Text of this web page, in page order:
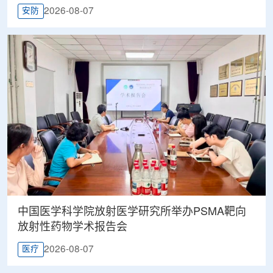
安防 2026-08-07
中国医学科学院放射医学研究所举办PSMA靶向
放射性药物学术报告会
医疗 2026-08-07